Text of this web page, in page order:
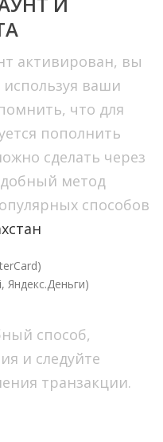
активирован, вы
ваши
что для
пополнить
сделать через
метод
способов
Яндекс.Деньги)
способ,
и следуйте
транзакции.